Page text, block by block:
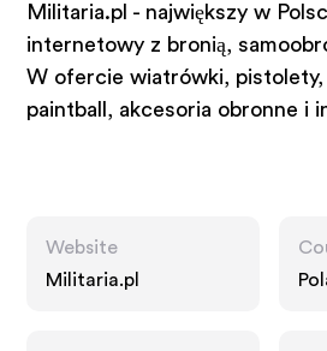
Militaria.pl - największy w
internetowy z bronią,
W ofercie wiatrówki, pistolety,
paintball, akcesoria obronne i
Website
Militaria.pl